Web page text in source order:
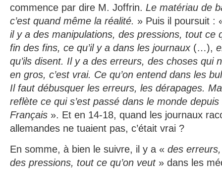
commence par dire M. Joffrin. Le matériau de
c’est quand même la réalité. » Puis il poursuit :
il y a des manipulations, des pressions, tout ce
fin des fins, ce qu’il y a dans les journaux(…),
qu’ils disent. Il y a des erreurs, des choses qui
en gros, c’est vrai. Ce qu’on entend dans les
Il faut débusquer les erreurs, les dérapages.
reflète ce qui s’est passé dans le monde
Français ». Et en 14-18, quand les journaux
allemandes ne tuaient pas, c’était vrai ?
En somme, à bien le suivre, il y a « des
des pressions, tout ce qu’on veut» dans les